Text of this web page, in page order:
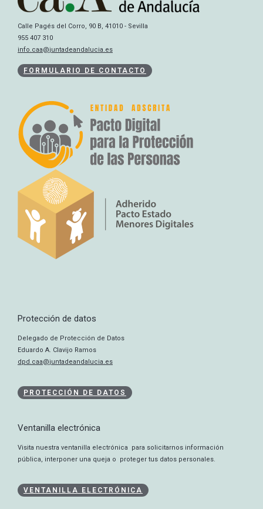
Calle Pagés del Corro, 90 B, 41010 - Sevilla
955 407 310
info.caa@juntadeandalucia.es
FORMULARIO DE CONTACTO
Protección de datos
Delegado de Protección de Datos
Eduardo A. Clavijo Ramos
dpd.caa@juntadeandalucia.es
PROTECCIÓN DE DATOS
Ventanilla electrónica
Visita nuestra ventanilla electrónica para solicitarnos información
pública, interponer una queja o proteger tus datos personales.
VENTANILLA ELECTRÓNICA